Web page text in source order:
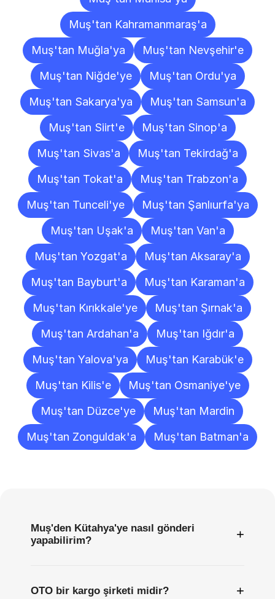
Muş'tan Kahramanmaraş'a
Muş'tan Muğla'ya
Muş'tan Nevşehir'e
Muş'tan Niğde'ye
Muş'tan Ordu'ya
Muş'tan Sakarya'ya
Muş'tan Samsun'a
Muş'tan Siirt'e
Muş'tan Sinop'a
Muş'tan Sivas'a
Muş'tan Tekirdağ'a
Muş'tan Tokat'a
Muş'tan Trabzon'a
Muş'tan Tunceli'ye
Muş'tan Şanlıurfa'ya
Muş'tan Uşak'a
Muş'tan Van'a
Muş'tan Yozgat'a
Muş'tan Aksaray'a
Muş'tan Bayburt'a
Muş'tan Karaman'a
Muş'tan Kırıkkale'ye
Muş'tan Şırnak'a
Muş'tan Ardahan'a
Muş'tan Iğdır'a
Muş'tan Yalova'ya
Muş'tan Karabük'e
Muş'tan Kilis'e
Muş'tan Osmaniye'ye
Muş'tan Düzce'ye
Muş'tan Mardin
Muş'tan Zonguldak'a
Muş'tan Batman'a
Muş'den Kütahya'ye nasıl gönderi
yapabilirim?
+
OTO bir kargo şirketi midir? +